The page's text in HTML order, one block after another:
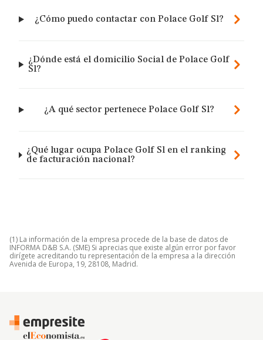
¿Cómo puedo contactar con Polace Golf Sl?
¿Dónde está el domicilio Social de Polace Golf
Sl?
¿A qué sector pertenece Polace Golf Sl?
¿Qué lugar ocupa Polace Golf Sl en el ranking
de facturación nacional?
(1) La información de la empresa procede de la base de datos de
INFORMA D&B S.A. (SME) Si aprecias que existe algún error por favor
dirígete acreditando tu representación de la empresa a la dirección
Avenida de Europa, 19, 28108, Madrid.